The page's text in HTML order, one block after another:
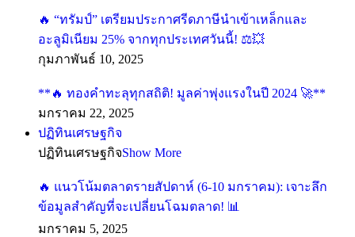
🔥 “ทรัมป์” เตรียมประกาศรีดภาษีนำเข้าเหล็กและ
อะลูมิเนียม 25% จากทุกประเทศวันนี้! ⚖️💥
กุมภาพันธ์ 10, 2025
**🔥 ทองคำทะลุทุกสถิติ! มูลค่าพุ่งแรงในปี 2024 🚀**
มกราคม 22, 2025
ปฏิทินเศรษฐกิจ
ปฏิทินเศรษฐกิจShow More
🔥 แนวโน้มตลาดรายสัปดาห์ (6-10 มกราคม): เจาะลึก
ข้อมูลสำคัญที่จะเปลี่ยนโฉมตลาด! 📊
มกราคม 5, 2025